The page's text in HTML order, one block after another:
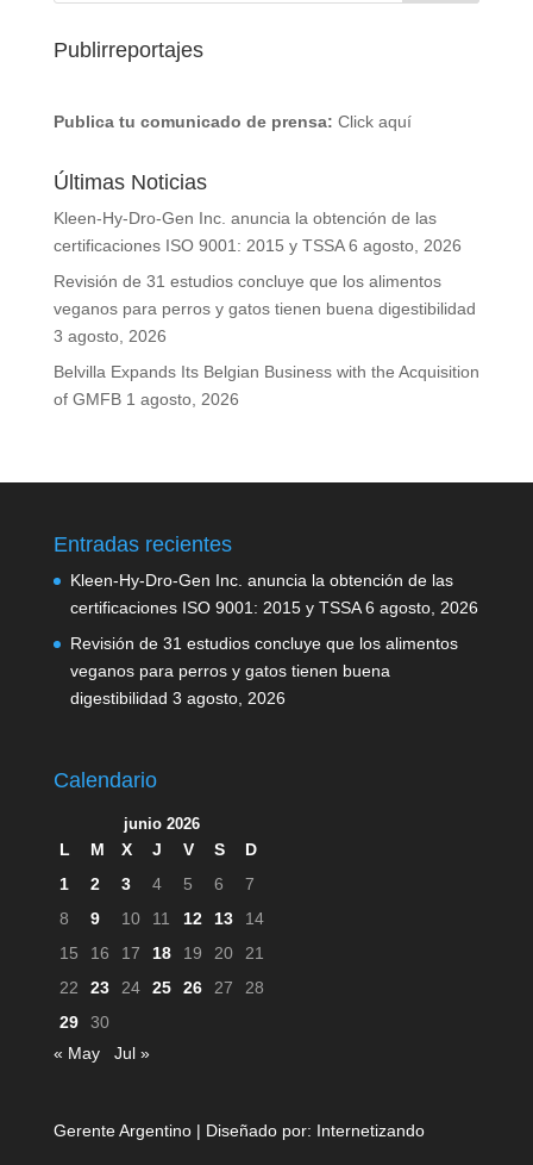
Publirreportajes
Publica tu comunicado de prensa: Click aquí
Últimas Noticias
Kleen-Hy-Dro-Gen Inc. anuncia la obtención de las
certificaciones ISO 9001: 2015 y TSSA 6 agosto, 2026
Revisión de 31 estudios concluye que los alimentos
veganos para perros y gatos tienen buena digestibilidad
3 agosto, 2026
Belvilla Expands Its Belgian Business with the Acquisition
of GMFB 1 agosto, 2026
Entradas recientes
Kleen-Hy-Dro-Gen Inc. anuncia la obtención de las
certificaciones ISO 9001: 2015 y TSSA 6 agosto, 2026
Revisión de 31 estudios concluye que los alimentos
veganos para perros y gatos tienen buena
digestibilidad 3 agosto, 2026
Calendario
junio 2026
L M X J V S
D
1
2 3 4 5 6
7
8
9 10 11 12 13
14
15
16 17 18 19 20
21
22
23 24 25 26 27
28
29
30
« May
Jul »
Gerente Argentino | Diseñado por: Internetizando